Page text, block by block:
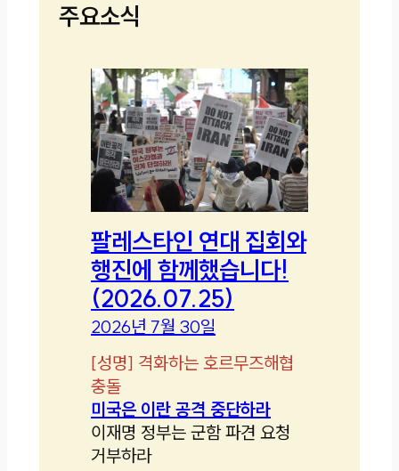
주요소식
팔레스타인 연대 집회와
행진에 함께했습니다!
(2026.07.25)
2026년 7월 30일
[성명] 격화하는 호르무즈해협
충돌
미국은 이란 공격 중단하라
이재명 정부는 군함 파견 요청
거부하라